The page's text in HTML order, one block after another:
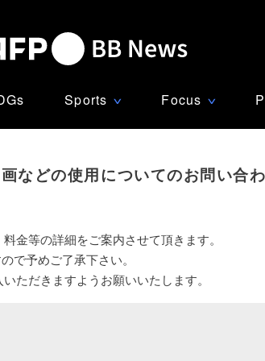
Sports ∨ Focus ∨
などの使用についてのお問い合
金等の詳細をご案内させて頂きます。
で予めご了承下さい。
ただきますようお願いいたします。